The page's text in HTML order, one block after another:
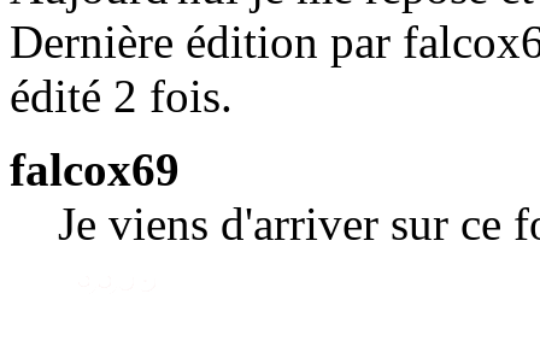
Dernière édition par
édité 2 fois.
falcox69
Je viens d'arriver sur ce